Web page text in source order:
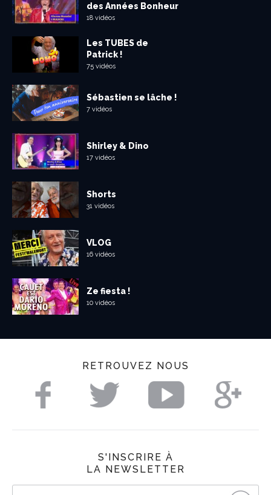
des Années Bonheur
18 vidéos
Les TUBES de
Patrick !
75 vidéos
Sébastien se lâche !
7 vidéos
Shirley & Dino
17 vidéos
Shorts
31 vidéos
VLOG
16 vidéos
Ze fiesta !
10 vidéos
RETROUVEZ NOUS
S'INSCRIRE À
LA NEWSLETTER